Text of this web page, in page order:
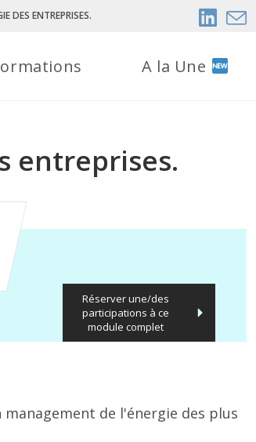
DES ENTREPRISES.
A la Une
entreprises.
Réserver une/des
participations à ce
module complet
de l'énergie des plus